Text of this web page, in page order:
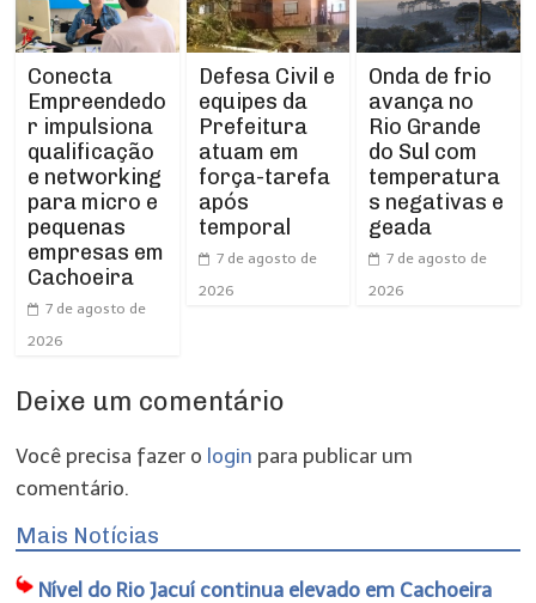
Conecta
Empreendedo
r impulsiona
qualificação
e networking
para micro e
pequenas
empresas em
Cachoeira
7 de agosto de
2026
Defesa Civil e
equipes da
Prefeitura
atuam em
força-tarefa
após
temporal
7 de agosto de
2026
Onda de frio
avança no
Rio Grande
do Sul com
temperatura
s negativas e
geada
7 de agosto de
2026
Deixe um comentário
Você precisa fazer o login para publicar um
comentário.
Mais Notícias
Nível do Rio Jacuí continua elevado em Cachoeira